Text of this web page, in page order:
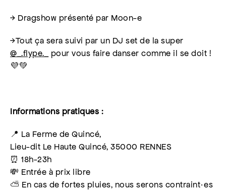
→ Dragshow présenté par Moon-e
→Tout ça sera suivi par un DJ set de la super
@_.flype._
pour vous faire danser comme il se doit !
💜💚
Informations pratiques :
📍 La Ferme de Quincé,
Lieu-dit Le Haute Quincé, 35000 RENNES
⏰ 18h-23h
💸 Entrée à prix libre
⛅️ En cas de fortes pluies, nous serons contraint·es